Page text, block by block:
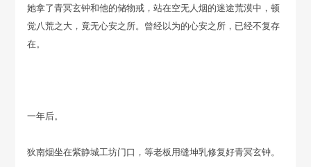
她拿了青冥玄钟和他的储物戒，站在空无人烟的迷途荒漠中，顿
觉八荒之大，竟无心安之所。曾经以为的心安之所，已经不复存
在。
一年后。
狄南烟坐在紫静城工坊门口，等老板用缝坤乳修复好青冥玄钟。